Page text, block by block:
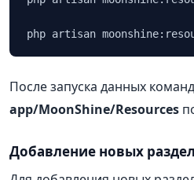
php artisan
После запуска данных
app/MoonShine/Resources
Добавление новых